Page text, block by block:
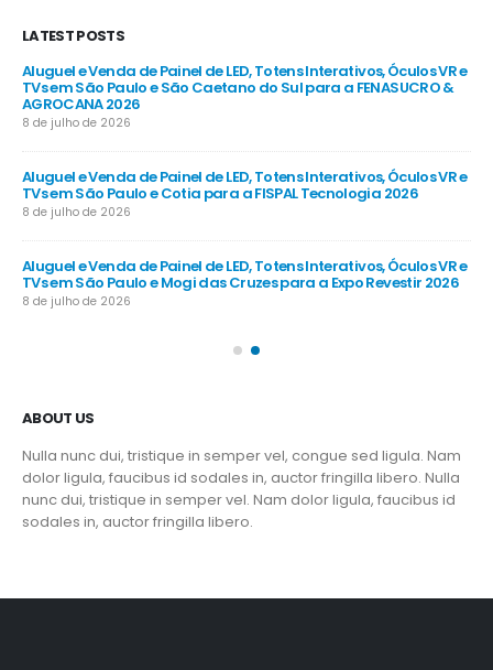
LATEST POSTS
Aluguel e Venda de Painel de LED, Totens Interativos, Óculos VR e
TVs em São Paulo e São Caetano do Sul para a FENASUCRO &
AGROCANA 2026
8 de julho de 2026
Aluguel e Venda de Painel de LED, Totens Interativos, Óculos VR e
TVs em São Paulo e Cotia para a FISPAL Tecnologia 2026
8 de julho de 2026
Aluguel e Venda de Painel de LED, Totens Interativos, Óculos VR e
TVs em São Paulo e Mogi das Cruzes para a Expo Revestir 2026
8 de julho de 2026
ABOUT US
Nulla nunc dui, tristique in semper vel, congue sed ligula. Nam
dolor ligula, faucibus id sodales in, auctor fringilla libero. Nulla
nunc dui, tristique in semper vel. Nam dolor ligula, faucibus id
sodales in, auctor fringilla libero.